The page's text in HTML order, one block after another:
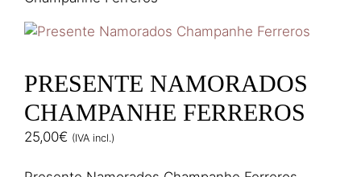
PRESENTE NAMORADOS
CHAMPANHE FERREROS
25,00€ (IVA incl.)